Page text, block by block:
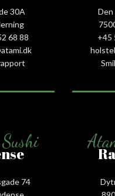
30A
68 88
Den
+45
74